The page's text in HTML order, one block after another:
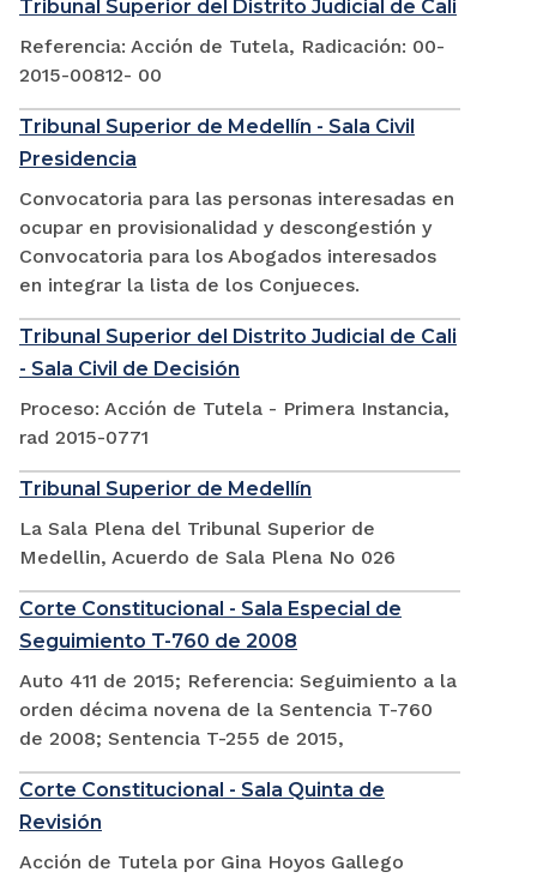
Tribunal Superior del Distrito Judicial de Cali
Referencia: Acción de Tutela, Radicación: 00-
2015-00812- 00
Tribunal Superior de Medellín - Sala Civil
Presidencia
Convocatoria para las personas interesadas en
ocupar en provisionalidad y descongestión y
Convocatoria para los Abogados interesados
en integrar la lista de los Conjueces.
Tribunal Superior del Distrito Judicial de Cali
- Sala Civil de Decisión
Proceso: Acción de Tutela - Primera Instancia,
rad 2015-0771
Tribunal Superior de Medellín
La Sala Plena del Tribunal Superior de
Medellin, Acuerdo de Sala Plena No 026
Corte Constitucional - Sala Especial de
Seguimiento T-760 de 2008
Auto 411 de 2015; Referencia: Seguimiento a la
orden décima novena de la Sentencia T-760
de 2008; Sentencia T-255 de 2015,
Corte Constitucional - Sala Quinta de
Revisión
Acción de Tutela por Gina Hoyos Gallego